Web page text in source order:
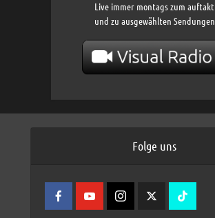
Live immer montags zum auftakt
und zu ausgewählten Sendungen
Folge uns